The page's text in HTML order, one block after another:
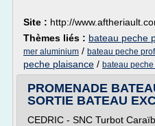
Site : http://
Thèmes liés : bateau peche
mer aluminium / bateau peche
peche plaisance / bateau
PROMENADE
SORTIE BATEAU
CEDRIC - SNC Turbot